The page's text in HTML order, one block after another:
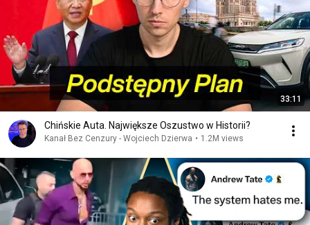
33:11
Chińskie Auta. Największe Oszustwo w Historii?
Kanał Bez Cenzury - Wojciech Dzierwa • 1.2M views